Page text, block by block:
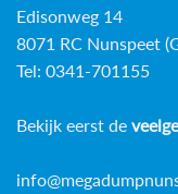
Edisonweg 14
8071 RC Nunspeet
Tel: 0341-701155
Bekijk eerst de